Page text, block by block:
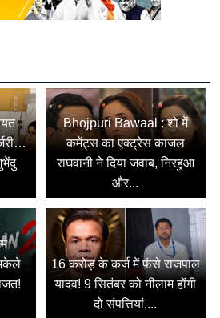
Bhojpuri Bawaal : शो में
कमेंट्स का एक्ट्रेस काजल
राघवानी ने दिया जवाब, निरहुआ
और...
16 करोड़ के कर्ज में फंसे राजपाल
यादव! 9 सितंबर को नीलाम होंगी
दो संपत्तियां,...